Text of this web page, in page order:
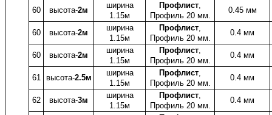
60 высота-2м
ширина
1.15м
Профлист,
Профиль 20 мм.
0.45 мм
60 высота-2м
ширина
1.15м
Профлист,
Профиль 20 мм.
0.4 мм
60 высота-2м
ширина
1.15м
Профлист,
Профиль 20 мм.
0.4 мм
61 высота-2.5м
ширина
1.15м
Профлист,
Профиль 20 мм.
0.4 мм
62 высота-3м
ширина
1.15м
Профлист,
Профиль 20 мм.
0.4 мм